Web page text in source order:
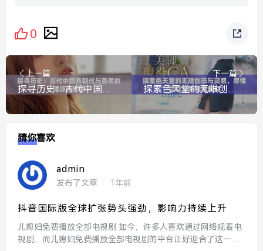
0
上一篇
探寻历史：古代中国各朝代与香蕉的渊源与影响
下一篇
探索色天堂的无限创意与灵感，尽情享受全新视觉盛宴
猜你喜欢
admin
发布了文章 1年前
抖音国际版全球扩张势头强劲，影响力持续上升
儿媳妇免费播放全部电视剧 如今，许多人喜欢通过网络观看电
视剧，而儿媳妇免费播放全部电视剧的平台正好迎合了这一需